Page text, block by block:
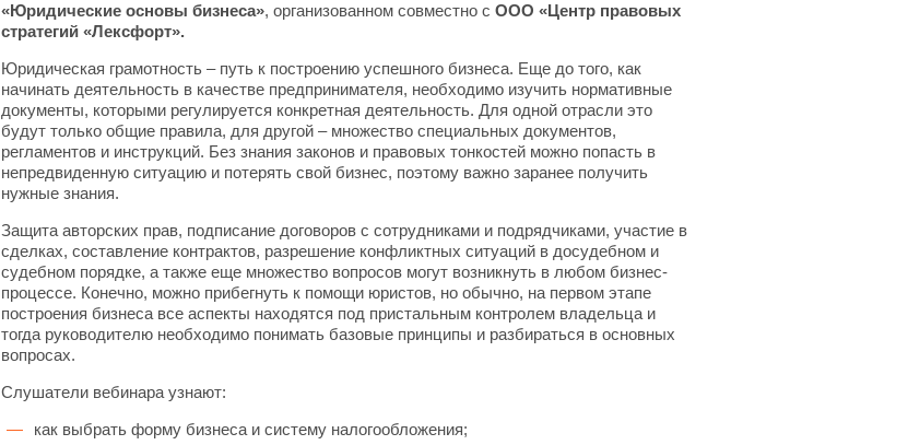
«Юридические основы бизнеса», организованном совместно с ООО «Центр правовых
стратегий «Лексфорт».
Юридическая грамотность – путь к построению успешного бизнеса. Еще до того, как
начинать деятельность в качестве предпринимателя, необходимо изучить нормативные
документы, которыми регулируется конкретная деятельность. Для одной отрасли это
будут только общие правила, для другой – множество специальных документов,
регламентов и инструкций. Без знания законов и правовых тонкостей можно попасть в
непредвиденную ситуацию и потерять свой бизнес, поэтому важно заранее получить
нужные знания.
Защита авторских прав, подписание договоров с сотрудниками и подрядчиками, участие в
сделках, составление контрактов, разрешение конфликтных ситуаций в досудебном и
судебном порядке, а также еще множество вопросов могут возникнуть в любом бизнес-
процессе. Конечно, можно прибегнуть к помощи юристов, но обычно, на первом этапе
построения бизнеса все аспекты находятся под пристальным контролем владельца и
тогда руководителю необходимо понимать базовые принципы и разбираться в основных
вопросах.
Слушатели вебинара узнают:
как выбрать форму бизнеса и систему налогообложения;